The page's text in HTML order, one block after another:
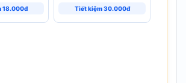
18.000đ Tiết kiệm 30.000đ